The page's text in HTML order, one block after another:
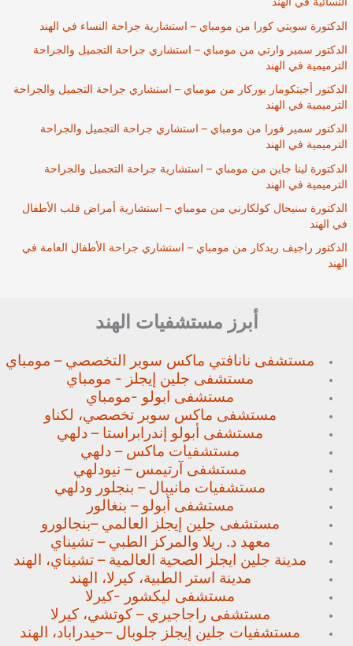
الدكتورة سويتي كورا من مومباي – استشارية جراحة النساء في الهند
الدكتور سمير وارتي من مومباي – استشاري جراحة التجميل والجراحة
الترميمية في الهند
الدكتور أجيتكومار بوركار من مومباي – استشاري جراحة التجميل والجراحة
الترميمية في الهند
الدكتور سمير فورا من مومباي – استشاري جراحة التجميل والجراحة
الترميمية في الهند
الدكتورة لينا جاين من مومباي – استشارية جراحة التجميل والجراحة
الترميمية في الهند
الدكتورة سنيحال كولكارني من مومباي – استشارية أمراض قلب الأطفال
في الهند
الدكتور راجيف ريدكار من مومباي – استشاري جراحة الأطفال العامة في
الهند
أبرز مستشفيات الهند
مستشفى نانافتي ماكس سوبر التخصصي – مومباي
مستشفى جلين إيجلز - مومباي
مستشفى ابولو -مومباي
مستشفى ماكس سوبر تخصصي، لكناو
مستشفى أبولو إندرابراستا – دلهي
مستشفيات ماكس – دلهي
مستشفى آرتيمس – نيودلهي
مستشفيات مانيبال – بنجلور ودلهي
مستشفى أبولو – بنغالور
مستشفى جلين إيجلز العالمي –بنجالورو
معهد د. ريلا والمركز الطبي – تشيناي
مدينة جلين ايجلز الصحية العالمية – تشيناي، الهند
مدينة استر الطبية، كيرلا، الهند
مستشفى ليكشور -كيرلا
مستشفى راجاجيري – كوتشي، كيرلا
مستشفيات جلين إيجلز جلوبال –حيدراباد، الهند